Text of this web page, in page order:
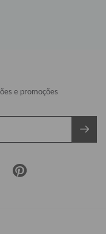
e promoções